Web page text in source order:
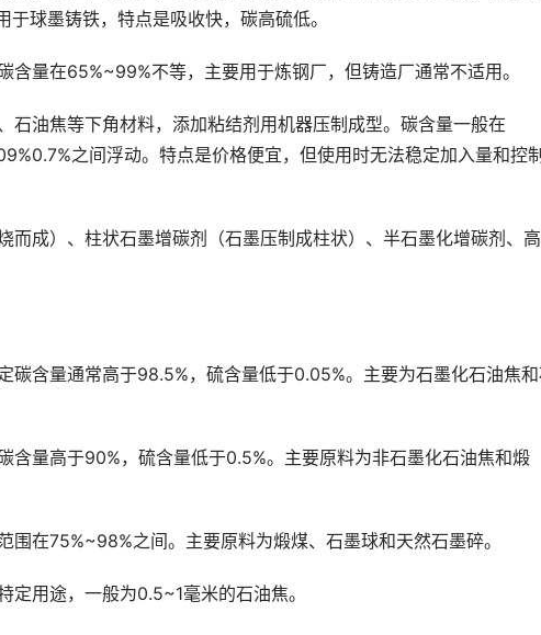
球墨铸铁，特点是吸收快，碳高硫低。
量在65%~99%不等，主要用于炼钢厂，但铸造厂通常不适用。
油焦等下角材料，添加粘结剂用机器压制成型。碳含量一般在
之间浮动。特点是价格便宜，但使用时无法稳定加入量和控
成）、柱状石墨增碳剂（石墨压制成柱状）、半石墨化增碳剂、
含量通常高于98.5%，硫含量低于0.05%。主要为石墨化石油焦
量高于90%，硫含量低于0.5%。主要原料为非石墨化石油焦和煅
在75%~98%之间。主要原料为煅煤、石墨球和天然石墨碎。
用途，一般为0.5~1毫米的石油焦。